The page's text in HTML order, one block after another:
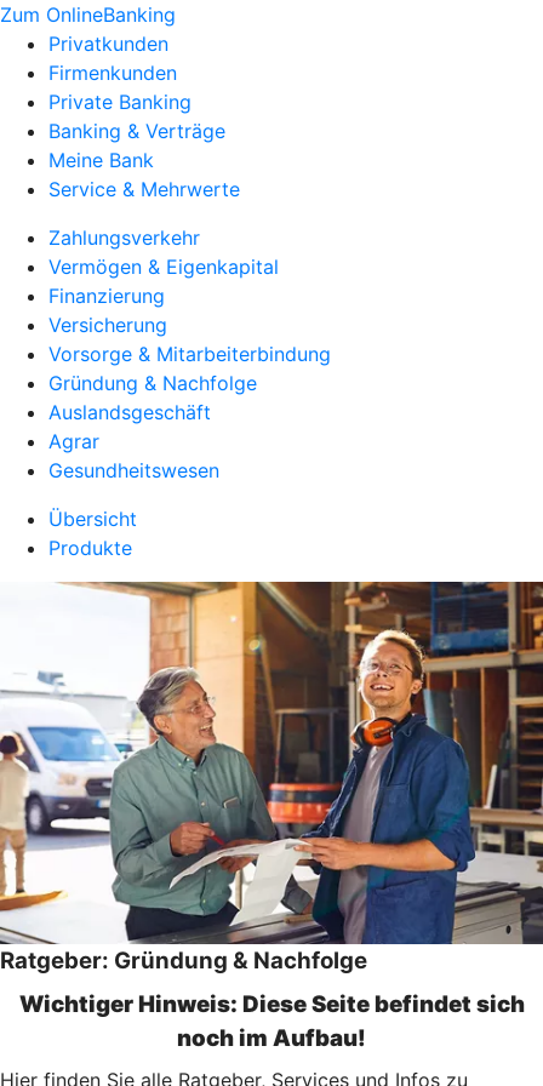
Zum OnlineBanking
Privatkunden
Firmenkunden
Private Banking
Banking & Verträge
Meine Bank
Service & Mehrwerte
Zahlungsverkehr
Vermögen & Eigenkapital
Finanzierung
Versicherung
Vorsorge & Mitarbeiterbindung
Gründung & Nachfolge
Auslandsgeschäft
Agrar
Gesundheitswesen
Übersicht
Produkte
Ratgeber: Gründung & Nachfolge
Wichtiger Hinweis: Diese Seite befindet sich
noch im Aufbau!
Hier finden Sie alle Ratgeber, Services und Infos zu